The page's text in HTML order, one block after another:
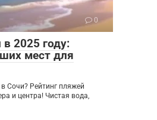
0
2025 году:
мест для
Сочи? Рейтинг пляжей
и центра! Чистая вода,